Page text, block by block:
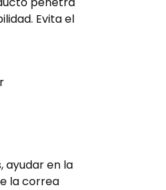
Evita el
ayudar en la
la correa